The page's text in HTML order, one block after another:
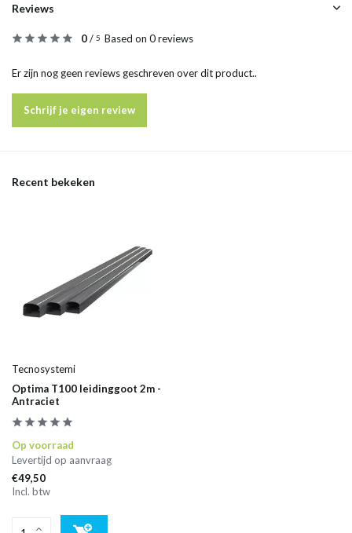
Reviews
0/ 5 Based on 0 reviews
Er zijn nog geen reviews geschreven over dit product..
Schrijf je eigen review
Recent bekeken
Tecnosystemi
Optima T100 leidinggoot 2m -
Antraciet
Op voorraad
Levertijd op aanvraag
€49,50
Incl. btw